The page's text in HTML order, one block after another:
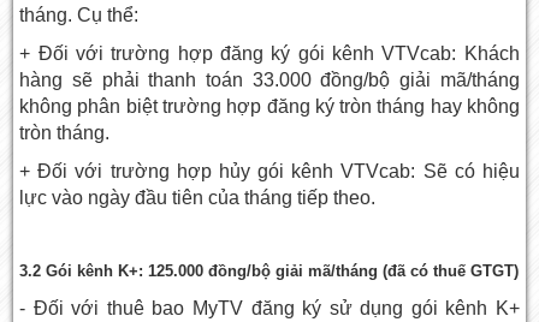
tháng. Cụ thể:
+ Đối với trường hợp đăng ký gói kênh VTVcab: Khách
hàng sẽ phải thanh toán 33.000 đồng/bộ giải mã/tháng
không phân biệt trường hợp đăng ký tròn tháng hay không
tròn tháng.
+ Đối với trường hợp hủy gói kênh VTVcab: Sẽ có hiệu
lực vào ngày đầu tiên của tháng tiếp theo.
3.2 Gói kênh K+: 125.000 đồng/bộ giải mã/tháng (đã có thuế GTGT)
- Đối với thuê bao MyTV đăng ký sử dụng gói kênh K+